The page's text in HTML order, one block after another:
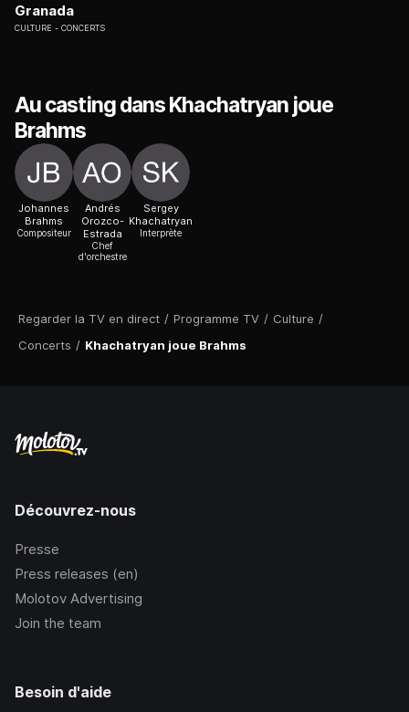
Regarder la TV en direct / Programme TV / Culture /
Concerts / Khachatryan joue Brahms
Granada
CULTURE CONCERTS
Au casting dans Khachatryan joue
Brahms
Johannes
Brahms
Compositeur
Andrés
Orozco-
Estrada
Chef
d'orchestre
Sergey
Khachatryan
Interprète
Découvrez-nous
Presse
Press releases (en)
Molotov Advertising
Join the team
Besoin d'aide